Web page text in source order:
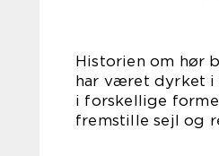
Historien om hør
har været dyrket
i forskellige
fremstille sejl og